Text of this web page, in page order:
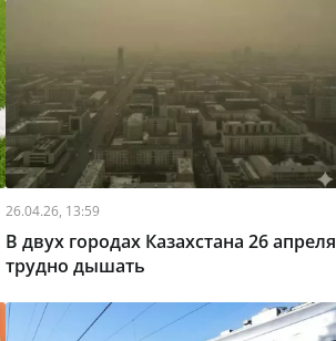
26.04.26, 13:59
В двух городах Казахстана 26 апреля
трудно дышать